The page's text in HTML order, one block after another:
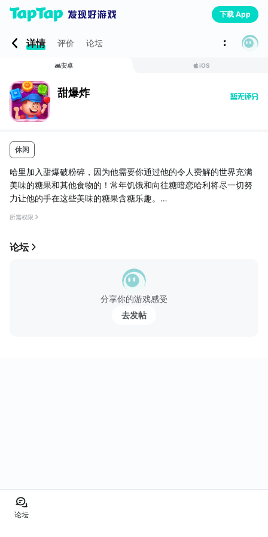
下载 App
详情 评价 论坛
安卓 iOS
甜爆炸
休闲
哈里加入甜爆破粉碎，因为他需要你通过他的令人费解的世界充满
美味的糖果和其他食物的！常年饥饿和向往糖暗恋哈利将尽一切努
力让他的手在这些美味的糖果含糖乐趣。
00上瘾的水平和许多独特的功能即将推出，你会不会想成为哈利的
如果您遇到任何问题，同时安装...
所需权限
论坛
分享你的游戏感受
去发帖
论坛